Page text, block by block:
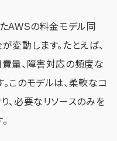
AWSの料金モデル同
変動します。たとえば、
量、障害対応の頻度な
このモデルは、柔軟なコ
、必要なリソースのみを